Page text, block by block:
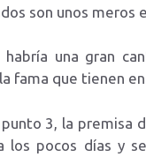
son unos meros
una gran
fama que tienen
3, la premisa
los pocos días y